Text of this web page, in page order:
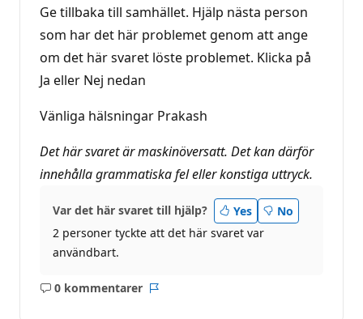
Ge tillbaka till samhället. Hjälp nästa person
som har det här problemet genom att ange
om det här svaret löste problemet. Klicka på
Ja eller Nej nedan
Vänliga hälsningar Prakash
Det här svaret är maskinöversatt. Det kan därför
innehålla grammatiska fel eller konstiga uttryck.
Var det här svaret till hjälp? Yes
No
2 personer tyckte att det här svaret var
användbart.
0 kommentarer
Inga